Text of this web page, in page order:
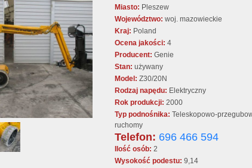
Miasto: Pleszew
Województwo: woj. mazowieckie
Kraj: Poland
Ocena jakości: 4
Producent: Genie
Stan: używany
Model: Z30/20N
Rodzaj napędu: Elektryczny
Rok produkcji: 2000
Typ podnośnika: Teleskopowo-
ruchomy
Telefon: 696 466 594
Ilość osób: 2
Wysokość podestu: 9,14